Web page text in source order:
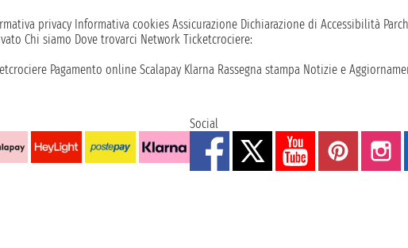
privacy Informativa cookies Assicurazione Dichiarazione di Accessibilità
Chi siamo Dove trovarci Network Ticketcrociere:
Pagamento online Scalapay Klarna Rassegna stampa Notizie e
Social